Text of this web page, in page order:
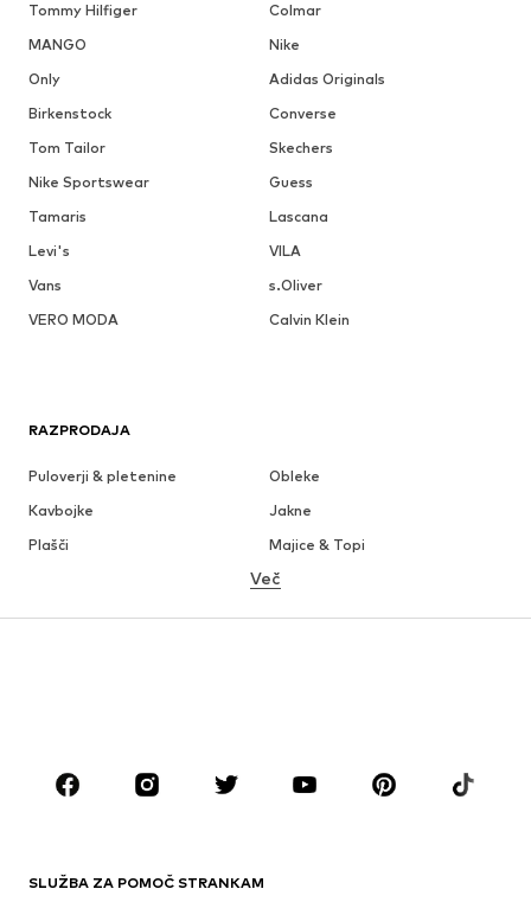
Tommy Hilfiger
Colmar
MANGO
Nike
Only
Adidas Originals
Birkenstock
Converse
Tom Tailor
Skechers
Nike Sportswear
Guess
Tamaris
Lascana
Levi's
VILA
Vans
s.Oliver
VERO MODA
Calvin Klein
RAZPRODAJA
Puloverji & pletenine
Obleke
Kavbojke
Jakne
Plašči
Majice & Topi
Perilo
Krila
Bluze & Tunike
Dodatki
Premium
Novo
Več
SLUŽBA ZA POMOČ STRANKAM